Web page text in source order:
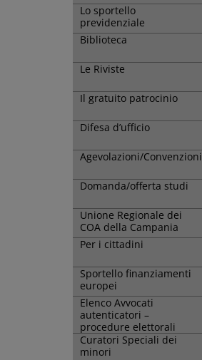
Lo sportello
previdenziale
Biblioteca
Le Riviste
Il gratuito patrocinio
Difesa d’ufficio
Agevolazioni/Convenzioni
Domanda/offerta studi
Unione Regionale dei
COA della Campania
Per i cittadini
Sportello finanziamenti
europei
Elenco Avvocati
autenticatori –
procedure elettorali
Curatori Speciali dei
minori